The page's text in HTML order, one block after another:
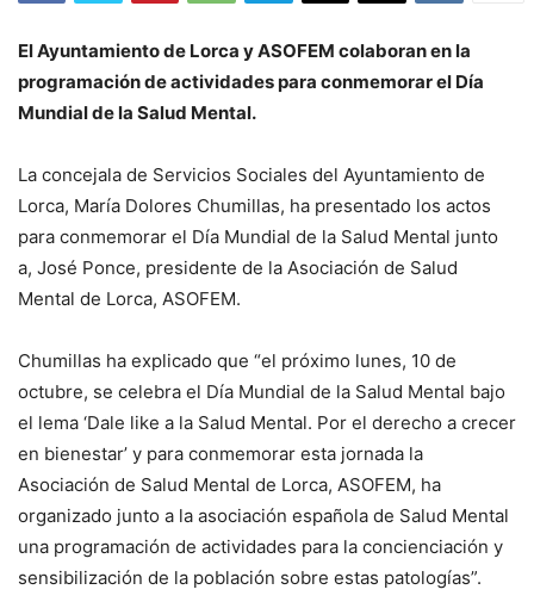
El Ayuntamiento de Lorca y ASOFEM colaboran en la
programación de actividades para conmemorar el Día
Mundial de la Salud Mental.
La concejala de Servicios Sociales del Ayuntamiento de
Lorca, María Dolores Chumillas, ha presentado los actos
para conmemorar el Día Mundial de la Salud Mental junto
a, José Ponce, presidente de la Asociación de Salud
Mental de Lorca, ASOFEM.
Chumillas ha explicado que “el próximo lunes, 10 de
octubre, se celebra el Día Mundial de la Salud Mental bajo
el lema ‘Dale like a la Salud Mental. Por el derecho a crecer
en bienestar’ y para conmemorar esta jornada la
Asociación de Salud Mental de Lorca, ASOFEM, ha
organizado junto a la asociación española de Salud Mental
una programación de actividades para la concienciación y
sensibilización de la población sobre estas patologías”.